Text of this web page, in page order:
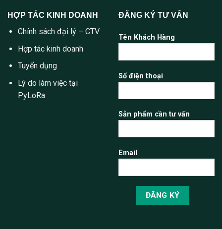
HỢP TÁC KINH DOANH
Chính sách đại lý – CTV
Hợp tác kinh doanh
Tuyển dụng
Lý do làm việc tại
PyLoRa
ĐĂNG KÝ TƯ VẤN
Tên Khách Hàng
Số điện thoại
Sản phẩm cần tư vấn
Email